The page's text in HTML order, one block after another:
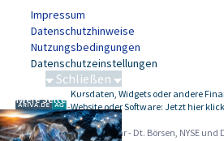
Impressum
Datenschutzhinweise
Nutzungsbedingungen
Datenschutzeinstellungen
-
Kursdaten, Widgets oder andere
Website oder Software: Jetzt hier
stellen.
Alle Angaben ohne Gewähr - Dt. Börsen, NYSE und
Schließen
Schwere Seltene Erden